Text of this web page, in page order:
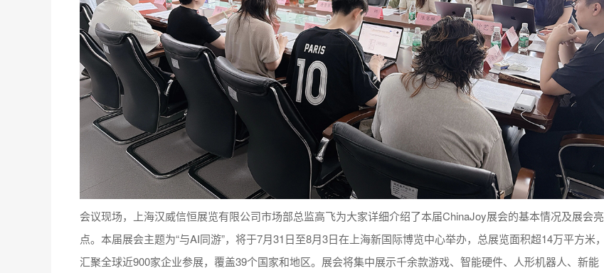
会议现场，上海汉威信恒展览有限公司市场部总监高飞为大家详细介绍了本届ChinaJoy展会的基本情况及展会亮
点。本届展会主题为“与AI同游”，将于7月31日至8月3日在上海新国际博览中心举办，总展览面积超14万平方米，
汇聚全球近900家企业参展，覆盖39个国家和地区。展会将集中展示千余款游戏、智能硬件、人形机器人、新能